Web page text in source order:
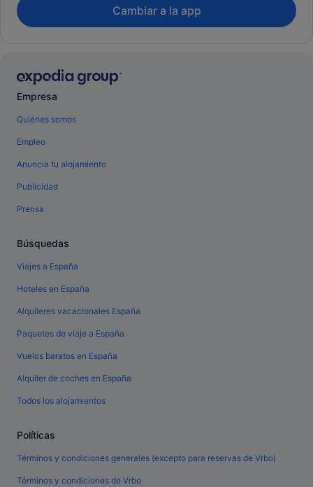
Cambiar a la app
Empresa
Quiénes somos
Empleo
Anuncia tu alojamiento
Publicidad
Prensa
Búsquedas
Viajes a España
Hoteles en España
Alquileres vacacionales España
Paquetes de viaje a España
Vuelos baratos en España
Alquiler de coches en España
Todos los alojamientos
Políticas
Términos y condiciones generales (excepto para reservas de Vrbo)
Términos y condiciones de Vrbo